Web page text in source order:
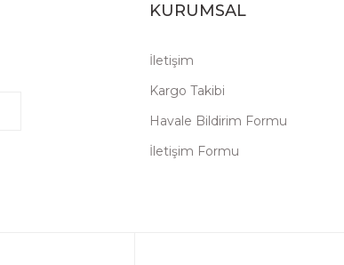
KURUMSAL
İletişim
Kargo Takibi
Havale Bildirim Formu
İletişim Formu